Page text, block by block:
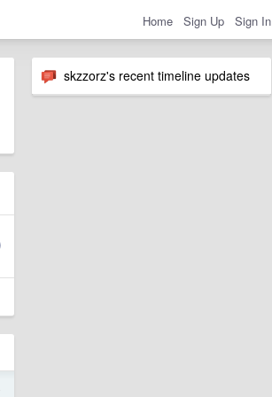
Home Sign Up Sign In
skzzorz's recent timeline updates